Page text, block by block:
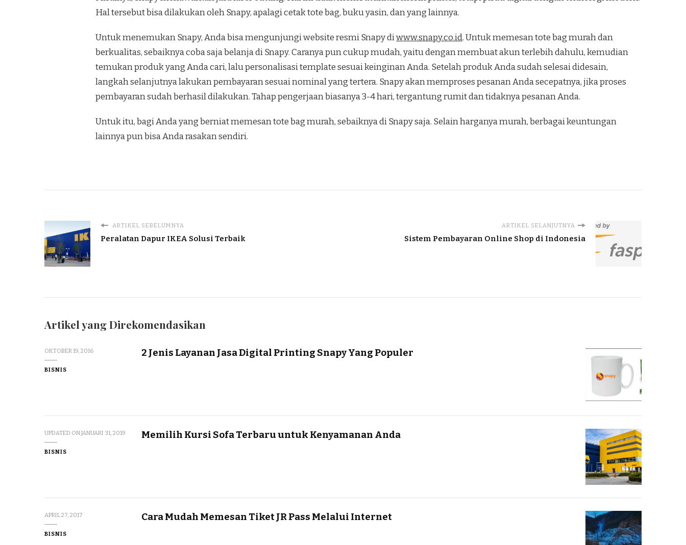
Hal tersebut bisa dilakukan oleh Snapy, apalagi cetak tote bag, buku yasin, dan yang lainnya.
Untuk menemukan Snapy, Anda bisa mengunjungi website resmi Snapy diwww.snapy.co.id. Untuk memesan tote bag murah dan
berkualitas, sebaiknya coba saja belanja di Snapy. Caranya pun cukup mudah, yaitu dengan membuat akun terlebih dahulu, kemudian
temukan produk yang Anda cari, lalu personalisasi template sesuai keinginan Anda. Setelah produk Anda sudah selesai didesain,
langkah selanjutnya lakukan pembayaran sesuai nominal yang tertera. Snapy akan memproses pesanan Anda secepatnya, jika proses
pembayaran sudah berhasil dilakukan. Tahap pengerjaan biasanya 3-4 hari, tergantung rumit dan tidaknya pesanan Anda.
Untuk itu, bagi Anda yang berniat memesan tote bag murah, sebaiknya di Snapy saja. Selain harganya murah, berbagai keuntungan
lainnya pun bisa Anda rasakan sendiri.
ARTIKEL SEBELUMNYA
Peralatan Dapur IKEA Solusi Terbaik
ARTIKEL SELANJUTNYA
Sistem Pembayaran Online Shop di Indonesia
Artikel yang Direkomendasikan
OKTOBER 19, 2016
BISNIS
2 Jenis Layanan Jasa Digital Printing Snapy Yang Populer
UPDATED ONJANUARI 31, 2019
BISNIS
Memilih Kursi Sofa Terbaru untuk Kenyamanan Anda
APRIL 27, 2017
BISNIS
Cara Mudah Memesan Tiket JR Pass Melalui Internet